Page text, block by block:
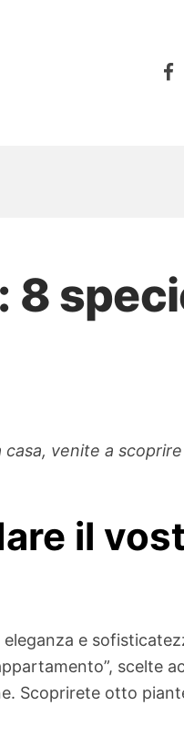
8
venite a
il
e
scelte
Scoprirete otto